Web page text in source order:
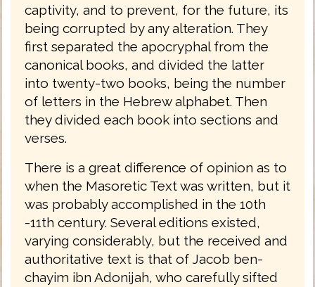
captivity, and to prevent, for the future, its
being corrupted by any alteration. They
first separated the apocryphal from the
canonical books, and divided the latter
into twenty-two books, being the number
of letters in the Hebrew alphabet. Then
they divided each book into sections and
verses.
There is a great difference of opinion as to
when the Masoretic Text was written, but it
was probably accomplished in the 10th
-11th century. Several editions existed,
varying considerably, but the received and
authoritative text is that of Jacob ben-
chayim ibn Adonijah, who carefully sifted